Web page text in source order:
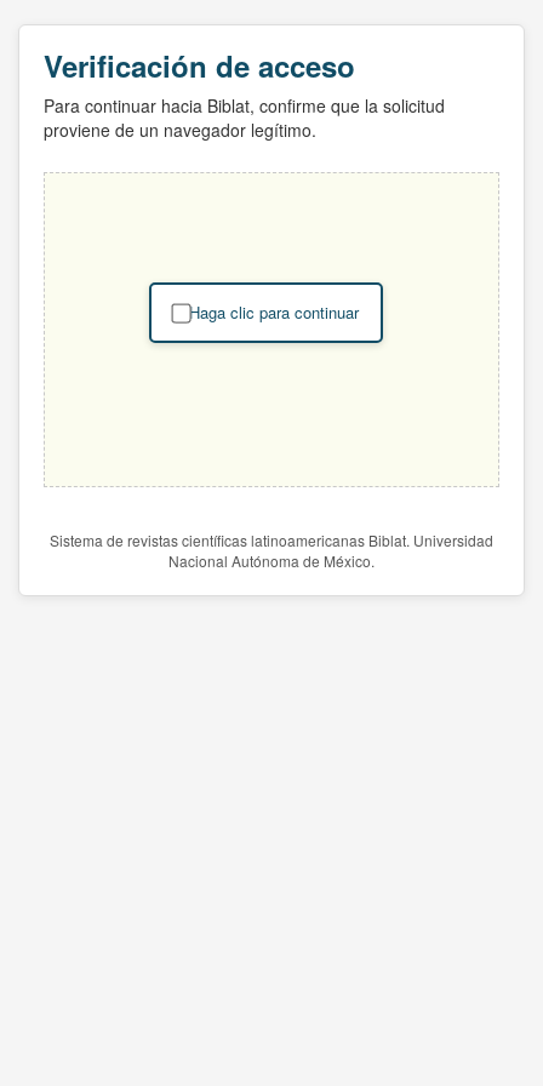
Verificación de acceso
Para continuar hacia Biblat, confirme que la solicitud
proviene de un navegador legítimo.
Haga clic para continuar
Sistema de revistas científicas latinoamericanas Biblat. Universidad
Nacional Autónoma de México.